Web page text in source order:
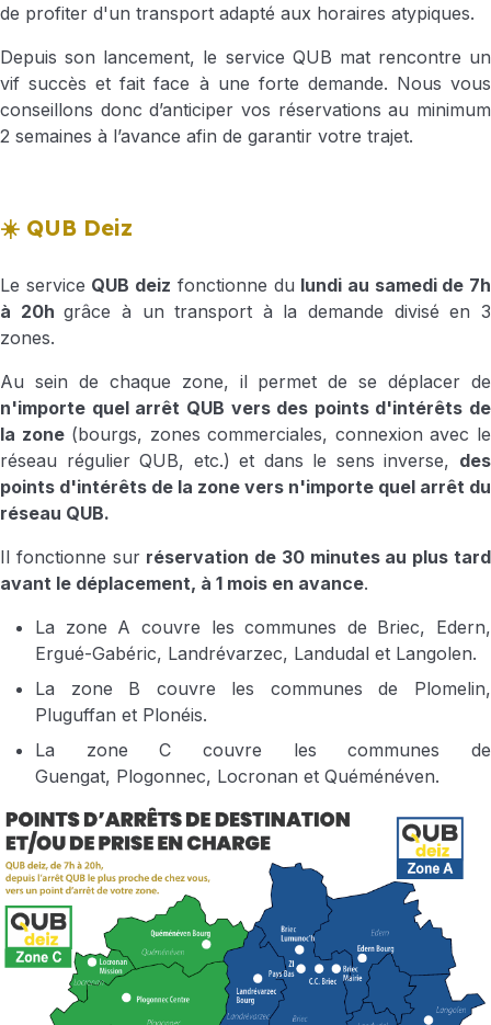
de profiter d'un transport adapté aux horaires atypiques.
Depuis son lancement, le service QUB mat rencontre un
vif succès et fait face à une forte demande. Nous vous
conseillons donc d’anticiper vos réservations au minimum
2 semaines à l’avance afin de garantir votre trajet.
☀️ QUB Deiz
Le service QUB deiz fonctionne du lundi au samedi de 7h
à 20hgrâce à un transport à la demande divisé en 3
zones.
Au sein de chaque zone, il permet de se déplacer de
n'importe quel arrêt QUB vers des points d'intérêts de
la zone(bourgs, zones commerciales, connexion avec le
réseau régulier QUB, etc.) et dans le sens inverse, des
points d'intérêts de la zone vers n'importe quel arrêt du
réseau QUB.
Il fonctionne sur réservation de 30 minutes au plus tard
avant le déplacement, à 1 mois en avance.
La zone A couvre les communes de Briec, Edern,
Ergué-Gabéric, Landrévarzec, Landudal et Langolen.
La zone B couvre les communes de Plomelin,
Pluguffan et Plonéis.
La zone C couvre les communes de
Guengat, Plogonnec, Locronan et Quéménéven.